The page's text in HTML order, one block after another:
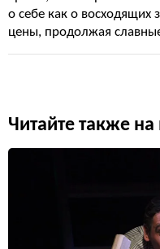
о себе как о восходящих
цены, продолжая
Читайте также